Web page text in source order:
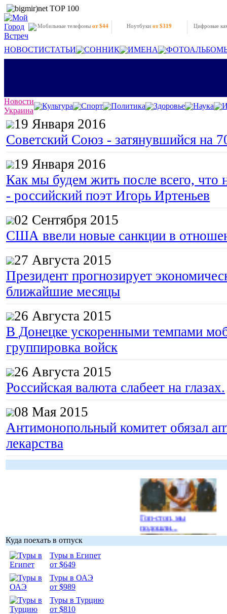
Мобильные телефоны от $44 Ноутбукиот $319 Цифровые
НОВОСТИСТАТЬИ СОННИК ИМЕНА
Новости
Украина
Культура Спорт Политика Здоровье Наука
19 Января 2016
Советский Союз - затянувшийся на
19 Января 2016
Как мы будем жить после всего, что
- российский поэт Игорь Иртеньев
02 Сентября 2015
США ввели новые санкции в
27 Августа 2015
Президент прогнозирует
ближайшие месяцы
26 Августа 2015
В Донецке ускоренными темпами
группировка войск
26 Августа 2015
Российская валюта слабеет на глазах.
08 Мая 2015
Антимонопольный комитет обязал
лекарства
Гоп-стоп, мы
подошли...
Куда поехать в отпуск
Туры в Египет
от $649
Туры в ОАЭ
от $989
Туры в Турцию
от $810